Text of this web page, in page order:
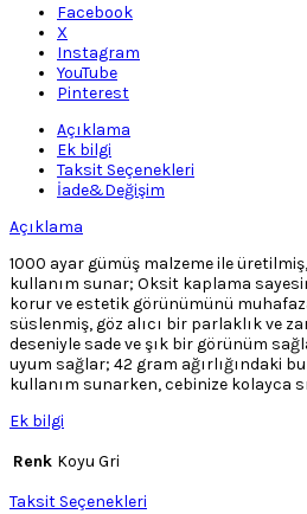
Tamamı
1000
Ayar
Gümüş
Kazaziye
Tesbih
adet
Facebook
X
Instagram
YouTube
Pinterest
Açıklama
Ek bilgi
Taksit Seçenekleri
İade&Değişim
Açıklama
1000 ayar gümüş malzeme ile
kullanım sunar; Oksit kaplama
korur ve estetik görünümünü
süslenmiş, göz alıcı bir parlaklık ve
deseniyle sade ve şık bir görünüm
uyum sağlar; 42 gram ağırlığındaki
kullanım sunarken, cebinize kolayca
Ek bilgi
Renk Koyu Gri
Taksit Seçenekleri